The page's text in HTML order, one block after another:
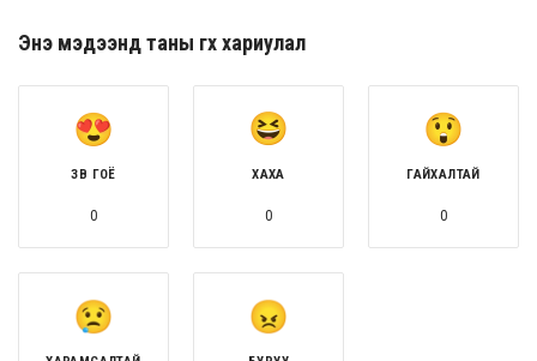
Энэ мэдээнд таны өгөх хариулал
ЗӨВ ГОЁ
0
ХАХА
0
ГАЙХАЛТАЙ
0